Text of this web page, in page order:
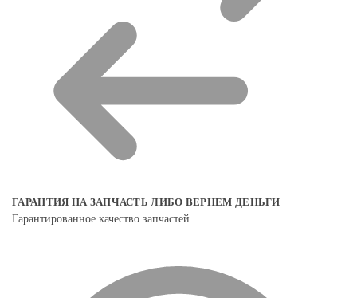
ГАРАНТИЯ НА ЗАПЧАСТЬ ЛИБО ВЕРНЕМ ДЕНЬГИ
Гарантированное качество запчастей